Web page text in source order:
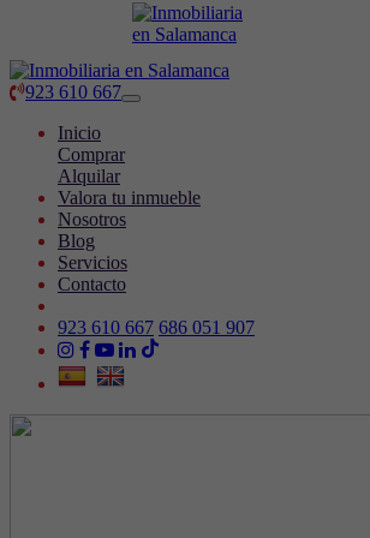
923 610 667
Toggle
Inicio
Comprar
Alquilar
Valora tu inmueble
Nosotros
Blog
Servicios
Contacto
923 610 667 686 051 907